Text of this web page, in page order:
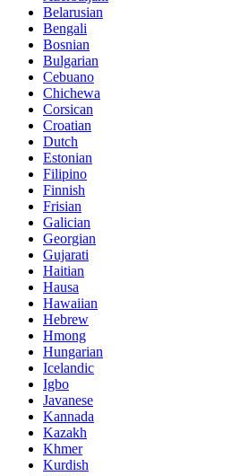
Belarusian
Bengali
Bosnian
Bulgarian
Cebuano
Chichewa
Corsican
Croatian
Dutch
Estonian
Filipino
Finnish
Frisian
Galician
Georgian
Gujarati
Haitian
Hausa
Hawaiian
Hebrew
Hmong
Hungarian
Icelandic
Igbo
Javanese
Kannada
Kazakh
Khmer
Kurdish